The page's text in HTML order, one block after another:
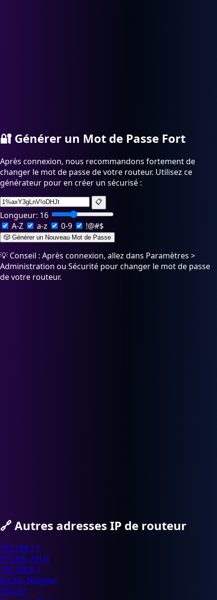
🔐 Générer un Mot de Passe Fort
Après connexion, nous recommandons fortement de
changer le mot de passe de votre routeur. Utilisez ce
générateur pour en créer un sécurisé :
📋
Longueur: 16
A-Z
a-z 0-9 !@#$
🎲 Générer un Nouveau Mot de Passe
💡 Conseil : Après connexion, allez dans Paramètres >
Administration ou Sécurité pour changer le mot de passe
de votre routeur.
🔗Autres adresses IP de routeur
192.168.1.1
TP-Link, ASUS
192.168.0.1
D-Link, Netgear
10.0.0.1